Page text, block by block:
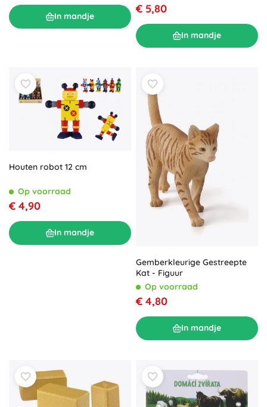
In mandje
€ 5,80
In mandje
Houten robot 12 cm
Op voorraad
€ 4,90
In mandje
Gemberkleurige Gestreepte
Kat - Figuur
Op voorraad
€ 4,80
In mandje